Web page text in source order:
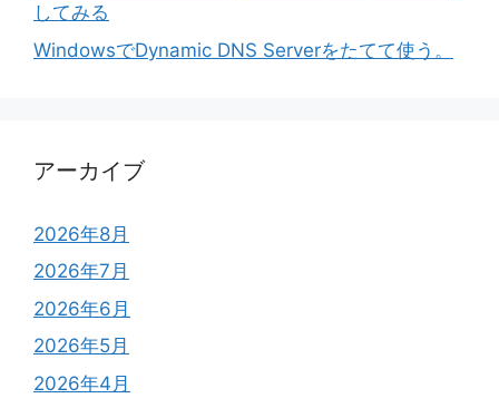
してみる
WindowsでDynamic DNS Serverをたてて使う。
アーカイブ
2026年8月
2026年7月
2026年6月
2026年5月
2026年4月